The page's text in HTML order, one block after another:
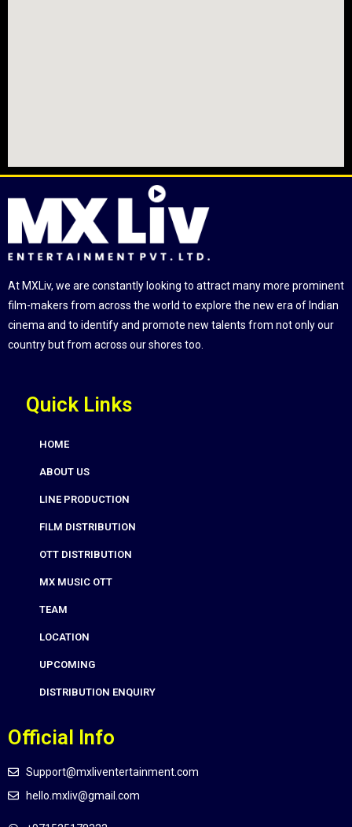
At MXLiv, we are constantly looking to attract many more prominent
film-makers from across the world to explore the new era of Indian
cinema and to identify and promote new talents from not only our
country but from across our shores too.
Quick Links
HOME
ABOUT US
LINE PRODUCTION
FILM DISTRIBUTION
OTT DISTRIBUTION
MX MUSIC OTT
TEAM
LOCATION
UPCOMING
DISTRIBUTION ENQUIRY
Official Info
Support@mxliventertainment.com
hello.mxliv@gmail.com